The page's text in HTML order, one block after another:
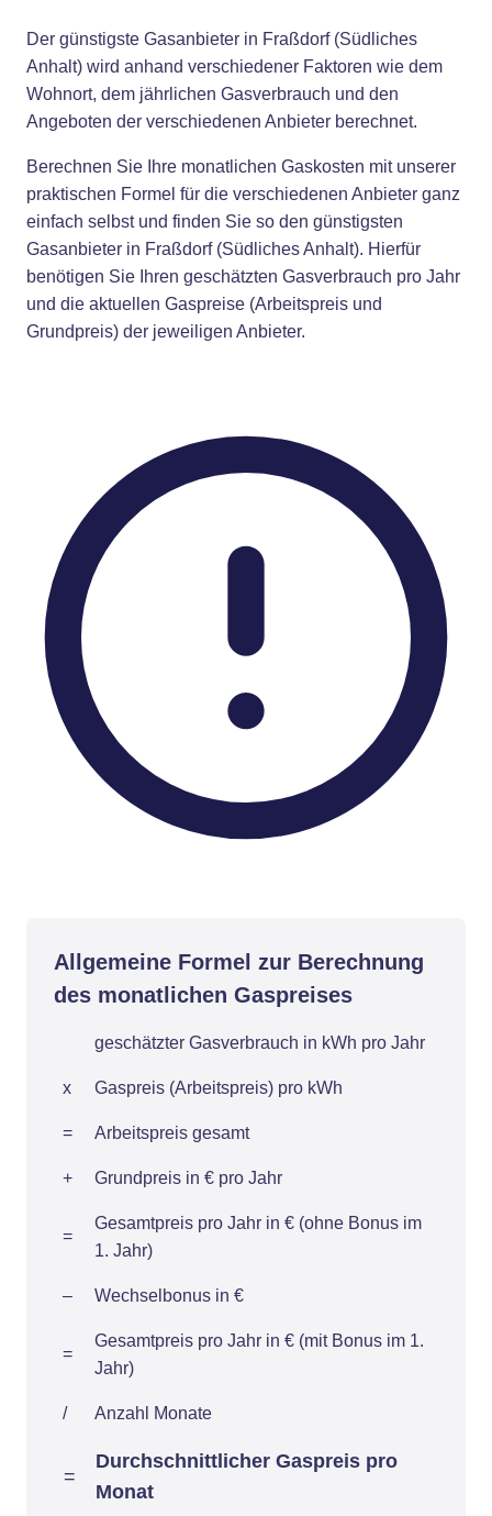
Der günstigste Gasanbieter in Fraßdorf (Südliches
Anhalt) wird anhand verschiedener Faktoren wie dem
Wohnort, dem jährlichen Gasverbrauch und den
Angeboten der verschiedenen Anbieter berechnet.
Berechnen Sie Ihre monatlichen Gaskosten mit unserer
praktischen Formel für die verschiedenen Anbieter ganz
einfach selbst und finden Sie so den günstigsten
Gasanbieter in Fraßdorf (Südliches Anhalt). Hierfür
benötigen Sie Ihren geschätzten Gasverbrauch pro Jahr
und die aktuellen Gaspreise (Arbeitspreis und
Grundpreis) der jeweiligen Anbieter.
Allgemeine Formel zur Berechnung
des monatlichen Gaspreises
geschätzter Gasverbrauch in kWh pro Jahr
x Gaspreis (Arbeitspreis) pro kWh
= Arbeitspreis gesamt
+ Grundpreis in € pro Jahr
=
Gesamtpreis pro Jahr in € (ohne Bonus im
1. Jahr)
– Wechselbonus in €
=
Gesamtpreis pro Jahr in € (mit Bonus im 1.
Jahr)
/ Anzahl Monate
=
Durchschnittlicher Gaspreis pro
Monat